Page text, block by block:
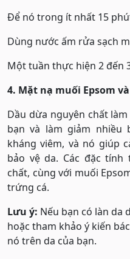
Để nó trong ít nhất 15
Dùng nước ấm rửa sạch
Một tuần thực hiện 2 đến
4. Mặt nạ muối Epsom
Dầu dừa nguyên chất
bạn và làm giảm nhiều
kháng viêm, và nó giúp
bảo vệ da. Các đặc
chất, cùng với muối
trứng cá.
Lưu ý: Nếu bạn có làn da
hoặc tham khảo ý kiến
nó trên da của bạn.